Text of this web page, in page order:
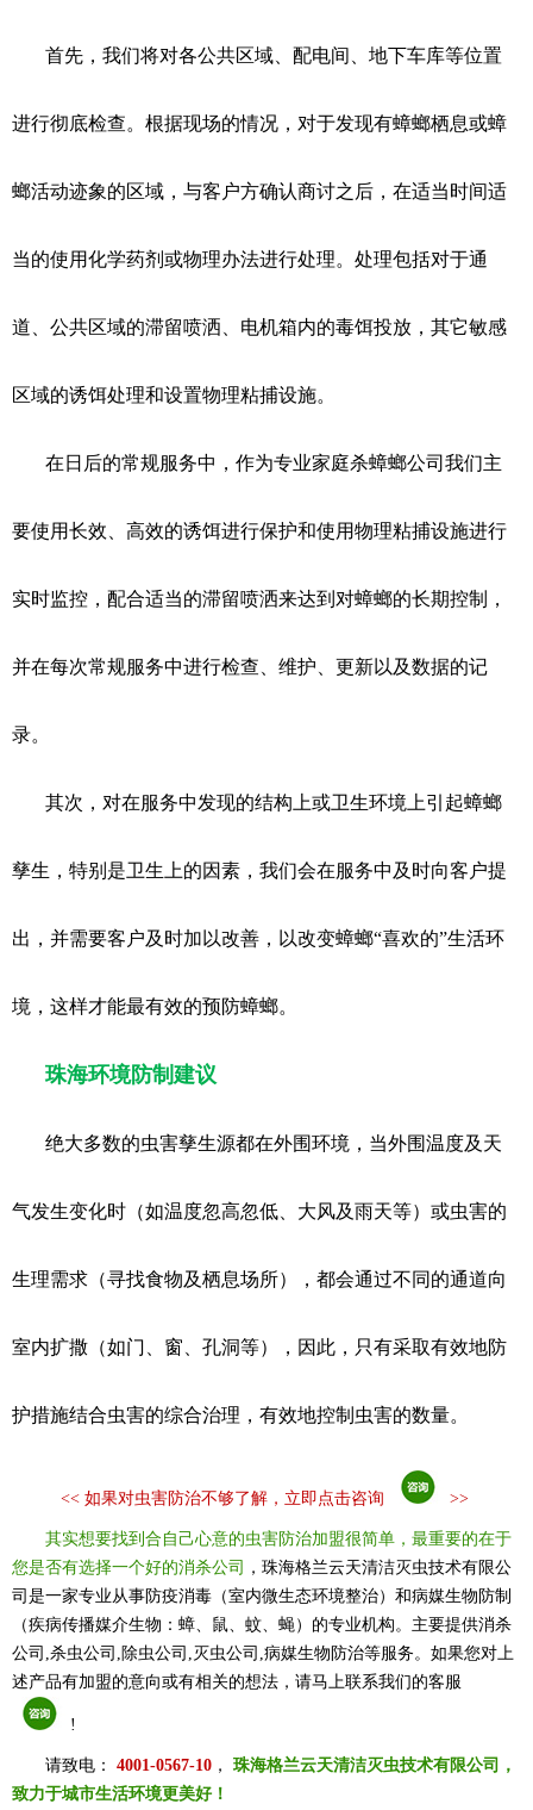
首先，我们将对各公共区域、配电间、地下车库等位置
进行彻底检查。根据现场的情况，对于发现有蟑螂栖息或蟑
螂活动迹象的区域，与客户方确认商讨之后，在适当时间适
当的使用化学药剂或物理办法进行处理。处理包括对于通
道、公共区域的滞留喷洒、电机箱内的毒饵投放，其它敏感
区域的诱饵处理和设置物理粘捕设施。
在日后的常规服务中，作为专业家庭杀蟑螂公司我们主
要使用长效、高效的诱饵进行保护和使用物理粘捕设施进行
实时监控，配合适当的滞留喷洒来达到对蟑螂的长期控制，
并在每次常规服务中进行检查、维护、更新以及数据的记
录。
其次，对在服务中发现的结构上或卫生环境上引起蟑螂
孳生，特别是卫生上的因素，我们会在服务中及时向客户提
出，并需要客户及时加以改善，以改变蟑螂“喜欢的”生活环
境，这样才能最有效的预防蟑螂。
珠海环境防制建议
绝大多数的虫害孳生源都在外围环境，当外围温度及天
气发生变化时（如温度忽高忽低、大风及雨天等）或虫害的
生理需求（寻找食物及栖息场所），都会通过不同的通道向
室内扩撒（如门、窗、孔洞等），因此，只有采取有效地防
护措施结合虫害的综合治理，有效地控制虫害的数量。
<< 如果对虫害防治不够了解，立即点击咨询 >>
其实想要找到合自己心意的虫害防治加盟很简单，最重要的在于
您是否有选择一个好的消杀公司
，珠海格兰云天清洁灭虫技术有限公
司是一家专业从事防疫消毒（室内微生态环境整治）和病媒生物防制
（疾病传播媒介生物：蟑、鼠、蚊、蝇）的专业机构。主要提供消杀
公司,杀虫公司,除虫公司,灭虫公司,病媒生物防治等服务。如果您对上
述产品有加盟的意向或有相关的想法，请马上联系我们的客服
!
请致电： 4001-0567-10 ， 珠海格兰云天清洁灭虫技术有限公司，
致力于城市生活环境更美好！